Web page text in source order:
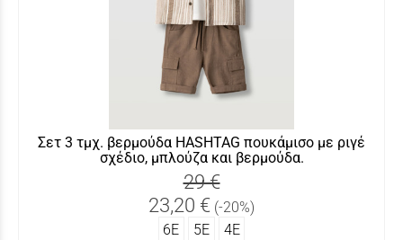
Σετ 3 τμχ. βερμούδα HASHTAG πουκάμισο με ριγέ
σχέδιο, μπλούζα και βερμούδα.
29 €
23,20 € (-20%)
6Ε
5Ε 4Ε